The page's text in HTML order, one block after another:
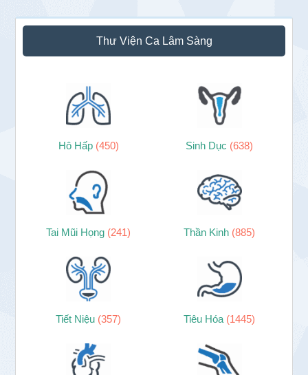
Sidebar
chính
Thư Viện Ca Lâm Sàng
Hô Hấp (450) Sinh Dục (638)
Tai Mũi Họng (241) Thần Kinh (885)
Tiết Niệu (357) Tiêu Hóa (1445)